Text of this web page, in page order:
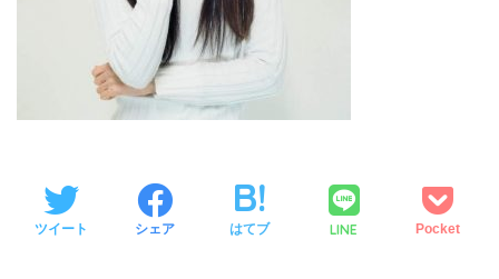
ツイート シェア はてブ LINE Pocket